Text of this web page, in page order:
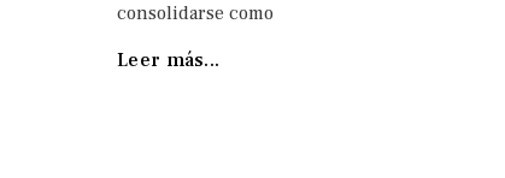
consolidarse como
Leer más...